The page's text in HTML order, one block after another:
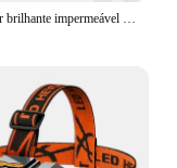
Farol super brilhante impermeável recarregável, farol de 5 modos 11 LED Head Lamp lanterna poderosa para acampamento ao ar livre e ciclismo